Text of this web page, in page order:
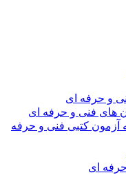
و حرفه ای
های فنی و حرفه ای
آزمون کتبی فنی و حرفه
ای